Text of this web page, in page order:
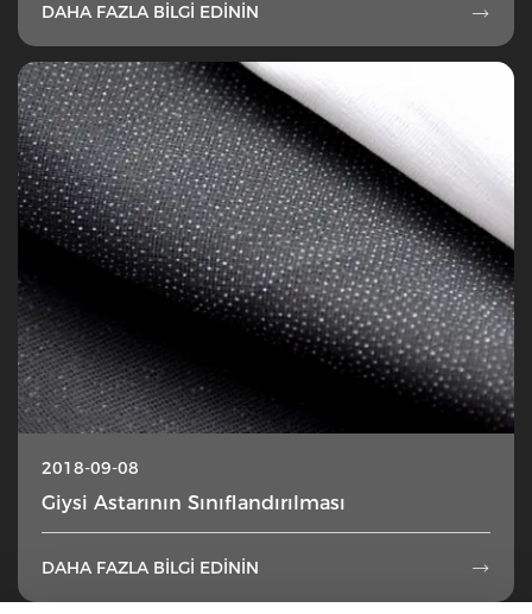
DAHA FAZLA BILGI EDININ 
2018-09-08
Giysi Astarının Sınıflandırılması
DAHA FAZLA BILGI EDININ 